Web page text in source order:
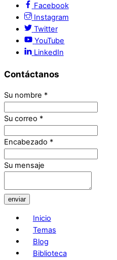
Facebook
Instagram
Twitter
YouTube
LinkedIn
Contáctanos
Su nombre *
Su correo *
Encabezado *
Su mensaje
enviar
Inicio
Temas
Blog
Biblioteca